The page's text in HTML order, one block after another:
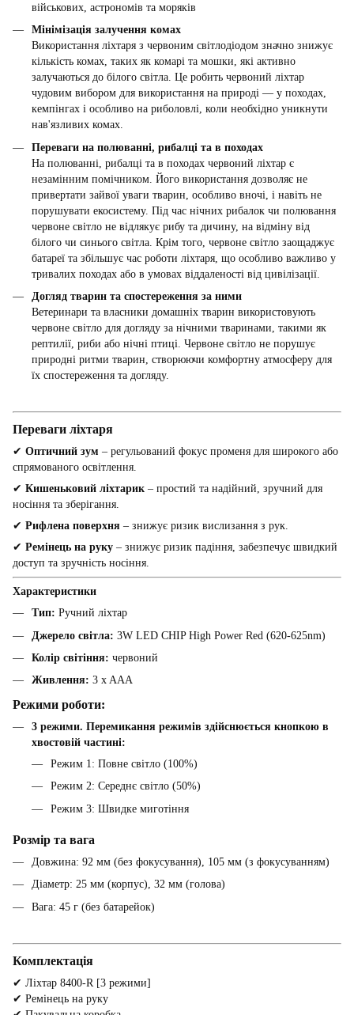
військових, астрономів та моряків
Мінімізація залучення комах
Використання ліхтаря з червоним світлодіодом значно знижує
кількість комах, таких як комарі та мошки, які активно
залучаються до білого світла. Це робить червоний ліхтар
чудовим вибором для використання на природі — у походах,
кемпінгах і особливо на риболовлі, коли необхідно уникнути
нав'язливих комах.
Переваги на полюванні, рибалці та в походах
На полюванні, рибалці та в походах червоний ліхтар є
незамінним помічником. Його використання дозволяє не
привертати зайвої уваги тварин, особливо вночі, і навіть не
порушувати екосистему. Під час нічних рибалок чи полювання
червоне світло не відлякує рибу та дичину, на відміну від
білого чи синього світла. Крім того, червоне світло заощаджує
батареї та збільшує час роботи ліхтаря, що особливо важливо у
тривалих походах або в умовах віддаленості від цивілізації.
Догляд тварин та спостереження за ними
Ветеринари та власники домашніх тварин використовують
червоне світло для догляду за нічними тваринами, такими як
рептилії, риби або нічні птиці. Червоне світло не порушує
природні ритми тварин, створюючи комфортну атмосферу для
їх спостереження та догляду.
Переваги ліхтаря
✔ Оптичний зум – регульований фокус променя для широкого або
спрямованого освітлення.
✔ Кишеньковий ліхтарик – простий та надійний, зручний для
носіння та зберігання.
✔ Рифлена поверхня – знижує ризик вислизання з рук.
✔ Ремінець на руку – знижує ризик падіння, забезпечує швидкий
доступ та зручність носіння.
Характеристики
Тип: Ручний ліхтар
Джерело світла: 3W LED CHIP High Power Red (620-625nm)
Колір світіння: червоний
Живлення: 3 x AAA
Режими роботи:
3 режими. Перемикання режимів здійснюється кнопкою в
хвостовій частині:
Режим 1: Повне світло (100%)
Режим 2: Середнє світло (50%)
Режим 3: Швидке миготіння
Розмір та вага
Довжина: 92 мм (без фокусування), 105 мм (з фокусуванням)
Діаметр: 25 мм (корпус), 32 мм (голова)
Вага: 45 г (без батарейок)
Комплектація
✔ Ліхтар 8400-R [3 режими]
✔ Ремінець на руку